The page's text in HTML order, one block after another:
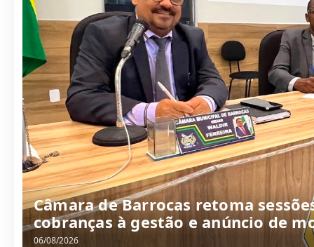
Câmara de Barrocas retoma
cobranças à gestão e anúncio de
06/08/2026